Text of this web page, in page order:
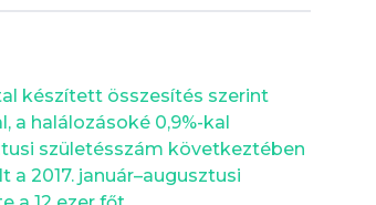
készített összesítés szerint
a halálozásoké 0,9%-kal
születésszám következtében
2017. január–augusztusi